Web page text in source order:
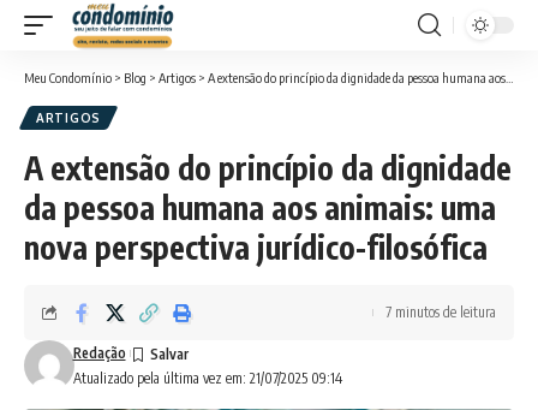
Meu Condomínio > Blog > Artigos > A extensão do princípio da dignidade da pessoa humana aos animais: uma nova perspectiva jurídico-filosófica
ARTIGOS
A extensão do princípio da dignidade
da pessoa humana aos animais: uma
nova perspectiva jurídico-filosófica
Atualizado pela última vez em: 21/07/2025 09:14
Redação
7 minutos de leitura